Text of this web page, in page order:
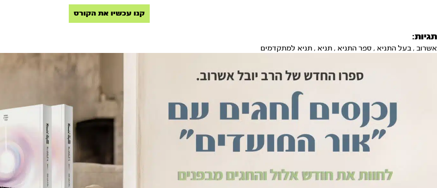
קנו עכשיו את הקורס
תגיות:
אשרוב , בעל התניא , ספר התניא , תניא , תניא למתקדמים